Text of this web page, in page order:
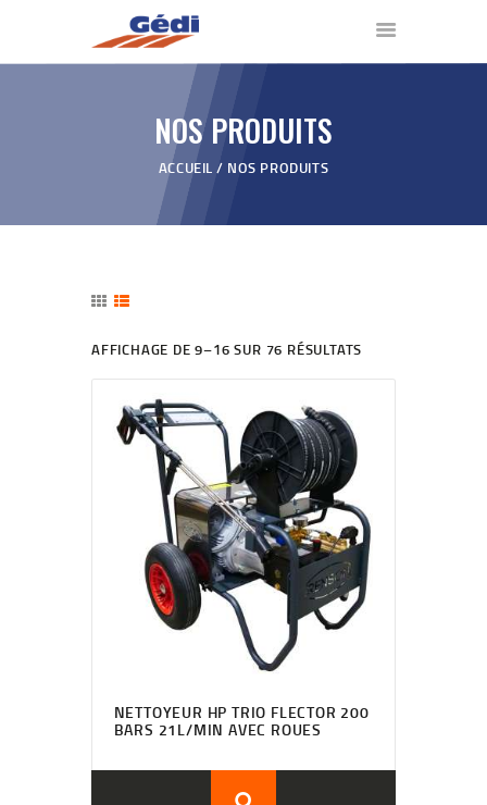
NOS PRODUITS
ACCUEIL NOS PRODUITS
ACCUEIL
NOS PRODUITS
QUI SOMMES NOUS ?
BLOG
AFFICHAGE DE 9–16 SUR 76 RÉSULTATS
NETTOYEUR HP TRIO FLECTOR 200
BARS 21L/MIN AVEC ROUES